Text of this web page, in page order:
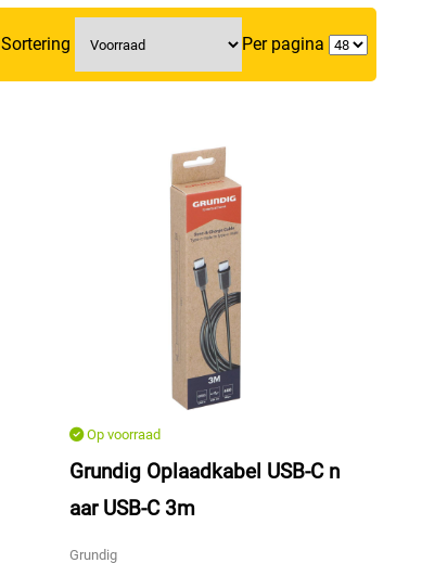
Sortering Per pagina
Op voorraad
Grundig Oplaadkabel USB-C n
aar USB-C 3m
Grundig